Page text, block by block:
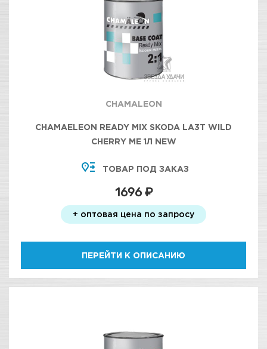
CHAMALEON
CHAMAELEON READY MIX SKODA LA3T WILD
CHERRY ME 1Л NEW
ТОВАР ПОД ЗАКАЗ
1696 ₽
+ оптовая цена по запросу
ПЕРЕЙТИ К ОПИСАНИЮ